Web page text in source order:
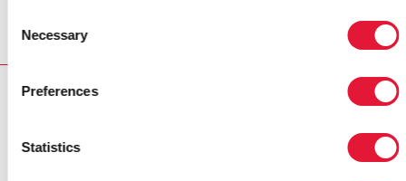
Selection
Necessary
Preferences
Statistics
RELATED